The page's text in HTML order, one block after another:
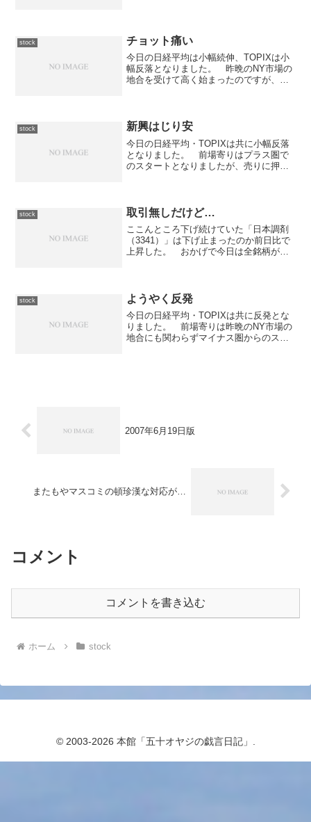
stock チョット痛い
今日の日経平均は小幅続伸、TOPIXは小
幅反落となりました。 昨晩のNY市場の
地合を受けて高く始まったのですが、前
ました。 しかしながら底...
stock 新興はじり安
今日の日経平均・TOPIXは共に小幅反落
となりました。 前場寄りはプラス圏で
のスタートとなりましたが、売りに押さ
面があったものの、...
stock 取引無しだけど…
ここんところ下げ続けていた「日本調剤
（3341）」は下げ止まったのか前日比で
上昇した。 おかげで今日は全銘柄が前
ったので、急遽指...
stock ようやく反発
今日の日経平均・TOPIXは共に反発とな
りました。 前場寄りは昨晩のNY市場の
地合にも関わらずマイナス圏からのスタ
2007年6月19日版
またもやマスコミの頓珍漢な対応が…
コメント
コメントを書き込む
ホーム stock
© 2003-2026 本館「五十オヤジの戯言日記」.